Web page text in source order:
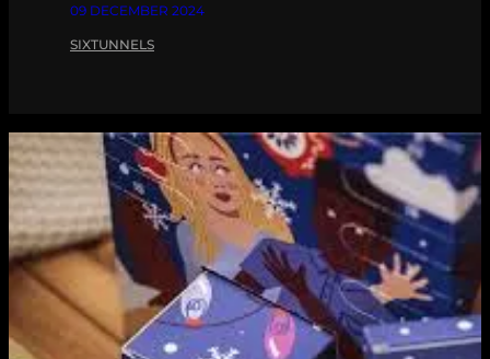
09 DECEMBER 2024
SIXTUNNELS